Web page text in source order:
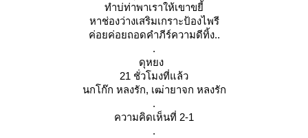
ทำบ่ท่าพาเราให้เขาขยี้
หาช่องว่างเสริมเกราะป้องไพรี
ค่อยค่อยถอดคำภีร์ความดีทิ้ง..
.
ดุหยง
21 ชั่วโมงที่แล้ว
นกโก๊ก หลงรัก, เฒ่ายาจก หลงรัก
.
ความคิดเห็นที่ 2-1
.